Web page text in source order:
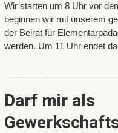
Wir starten um 8 Uhr vor
beginnen wir mit unserem
der Beirat für
werden. Um 11 Uhr endet
Darf mir als